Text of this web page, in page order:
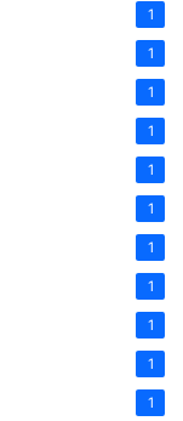
1
1
1
1
1
1
1
1
1
1
1